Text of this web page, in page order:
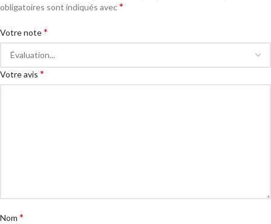
obligatoires sont indiqués avec*
Votre note*
Votre avis *
Nom *